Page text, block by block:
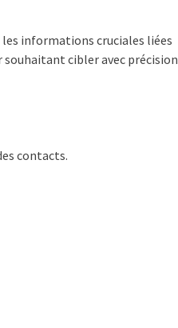
informations cruciales liées
cibler avec précision
contacts.